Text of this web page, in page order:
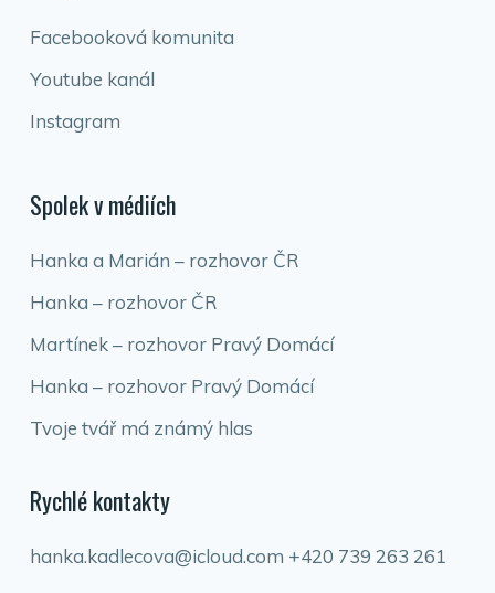
Facebooková komunita
Youtube kanál
Instagram
Spolek v médiích
Hanka a Marián – rozhovor ČR
Hanka – rozhovor ČR
Martínek – rozhovor Pravý Domácí
Hanka – rozhovor Pravý Domácí
Tvoje tvář má známý hlas
Rychlé kontakty
hanka.kadlecova@icloud.com +420 739 263 261